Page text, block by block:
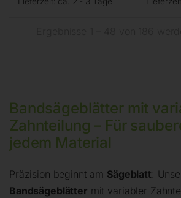
Bandsägeblätter mit
Zahnteilung – Für
jedem Material
Präzision beginnt am Sägeblatt:
Bandsägeblätter mit variabler